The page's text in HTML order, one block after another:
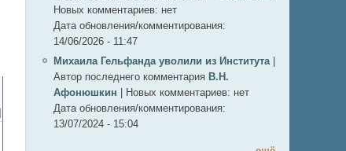
Новых комментариев: нет
Дата обновления/комментирования:
14/06/2026 - 11:47
Михаила Гельфанда уволили из Института
Автор последнего комментария В.Н.
Афонюшкин
Новых комментариев: нет
Дата обновления/комментирования:
13/07/2024 - 15:04